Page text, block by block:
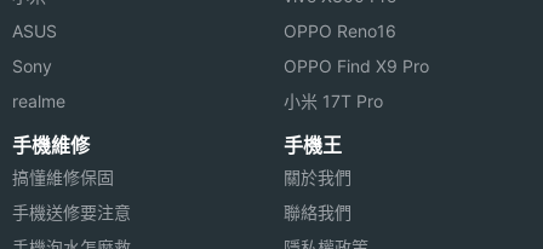
ASUS
Sony
realme
OPPO Reno16
OPPO Find X9 Pro
小米 17T Pro
手機維修
搞懂維修保固
手機送修要注意
手機王
關於我們
聯絡我們